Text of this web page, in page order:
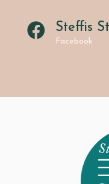
 Steffis
Facebook